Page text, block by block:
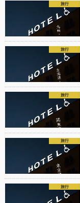
旅行
旅行
旅行
旅行
旅行